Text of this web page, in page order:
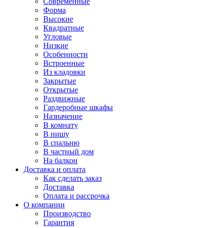
Форма
Высокие
Квадратные
Угловые
Низкие
Особенности
Встроенные
Из кладовки
Закрытые
Открытые
Раздвижные
Гардеробные шкафы
Назначение
В комнату
В нишу
В спальню
В частный дом
На балкон
Доставка и оплата
Как сделать заказ
Доставка
Оплата и рассрочка
О компании
Производство
Гарантия